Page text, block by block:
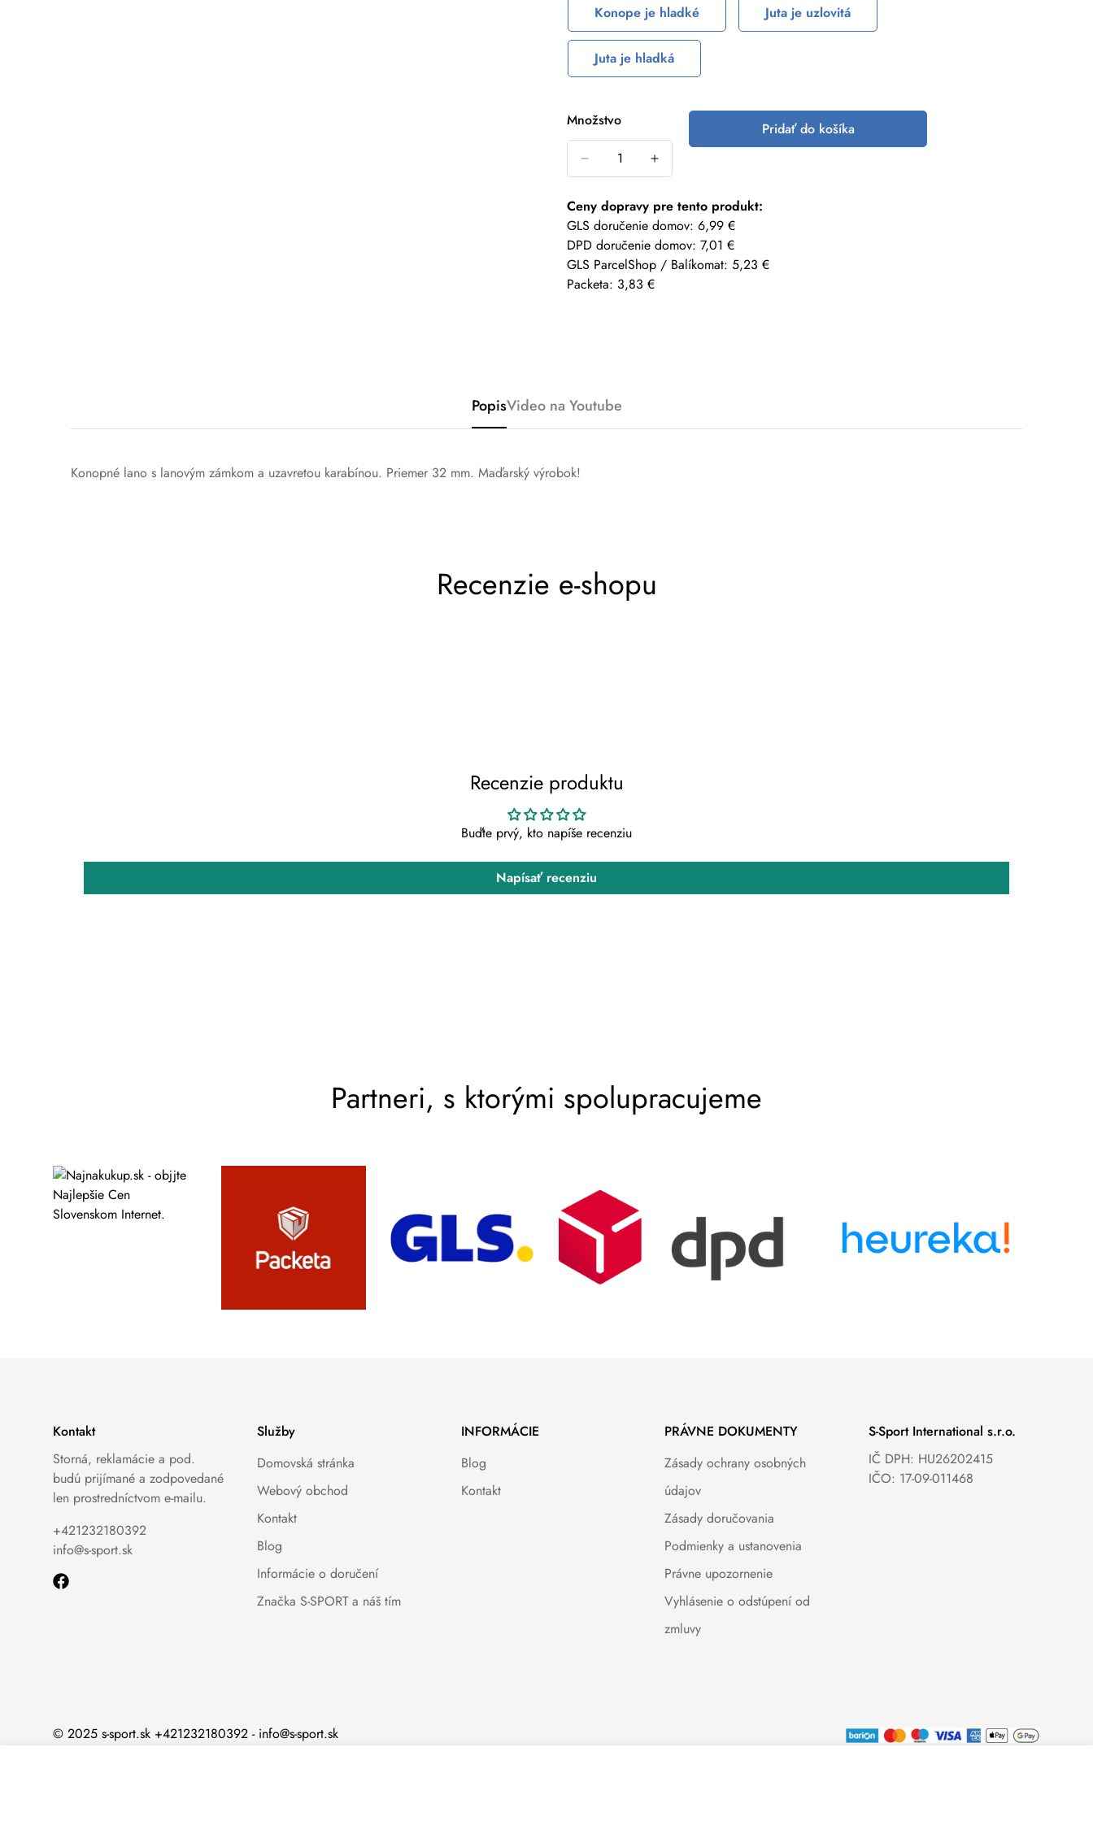
Konope je hladké
Juta je uzlovitá
Juta je hladká
Množstvo Pridať do košíka
Ceny dopravy pre tento produkt:
GLS doručenie domov: 6,99 €
DPD doručenie domov: 7,01 €
GLS ParcelShop / Balíkomat: 5,23 €
Packeta: 3,83 €
PopisVideo na Youtube
Konopné lano s lanovým zámkom a uzavretou karabínou. Priemer 32 mm. Maďarský výrobok!
Recenzie e-shopu
Recenzie produktu
Buďte prvý, kto napíše recenziu
Napísať recenziu
Partneri, s ktorými spolupracujeme
Kontakt
Storná, reklamácie a pod.
budú prijímané a zodpovedané
len prostredníctvom e-mailu.
+421232180392
info@s-sport.sk
Služby
Domovská stránka
Webový obchod
Kontakt
Blog
Informácie o doručení
Značka S-SPORT a náš tím
INFORMÁCIE
Blog
Kontakt
PRÁVNE DOKUMENTY
Zásady ochrany osobných
údajov
Zásady doručovania
Podmienky a ustanovenia
Právne upozornenie
Vyhlásenie o odstúpení od
zmluvy
S-Sport International s.r.o.
IČ DPH: HU26202415
IČO: 17-09-011468
© 2025 s-sport.sk +421232180392 - info@s-sport.sk
Potvrďte svoj vek